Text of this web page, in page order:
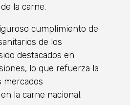
la carne.
cumplimiento de
de los
destacados en
lo que refuerza la
mercados
la carne nacional.